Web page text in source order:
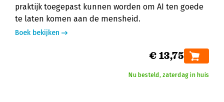
praktijk toegepast kunnen worden om AI ten goede
te laten komen aan de mensheid.
Boek bekijken
€ 13,75
Nu besteld, zaterdag in huis